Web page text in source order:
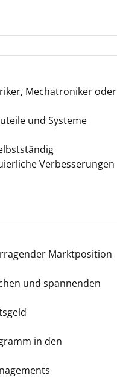
Mechatroniker oder
und Systeme
Verbesserungen
Marktposition
und spannenden
in den